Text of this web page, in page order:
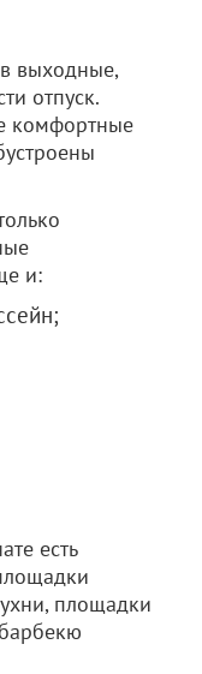
выходные,
отпуск.
комфортные
и:
есть
площадки